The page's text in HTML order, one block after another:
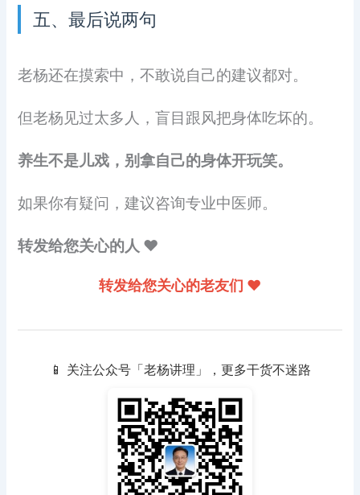
五、最后说两句
老杨还在摸索中，不敢说自己的建议都对。
但老杨见过太多人，盲目跟风把身体吃坏的。
养生不是儿戏，别拿自己的身体开玩笑。
如果你有疑问，建议咨询专业中医师。
转发给您关心的人 ❤️
转发给您关心的老友们 ❤️
📱 关注公众号「老杨讲理」，更多干货不迷路